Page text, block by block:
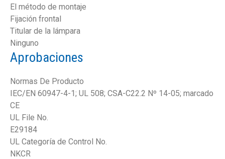
El método de montaje
Fijación frontal
Titular de la lámpara
Ninguno
Aprobaciones
Normas De Producto
IEC/EN 60947-4-1; UL 508; CSA-C22.2 Nº 14-05; marcado
CE
UL File No.
E29184
UL Categoría de Control No.
NKCR